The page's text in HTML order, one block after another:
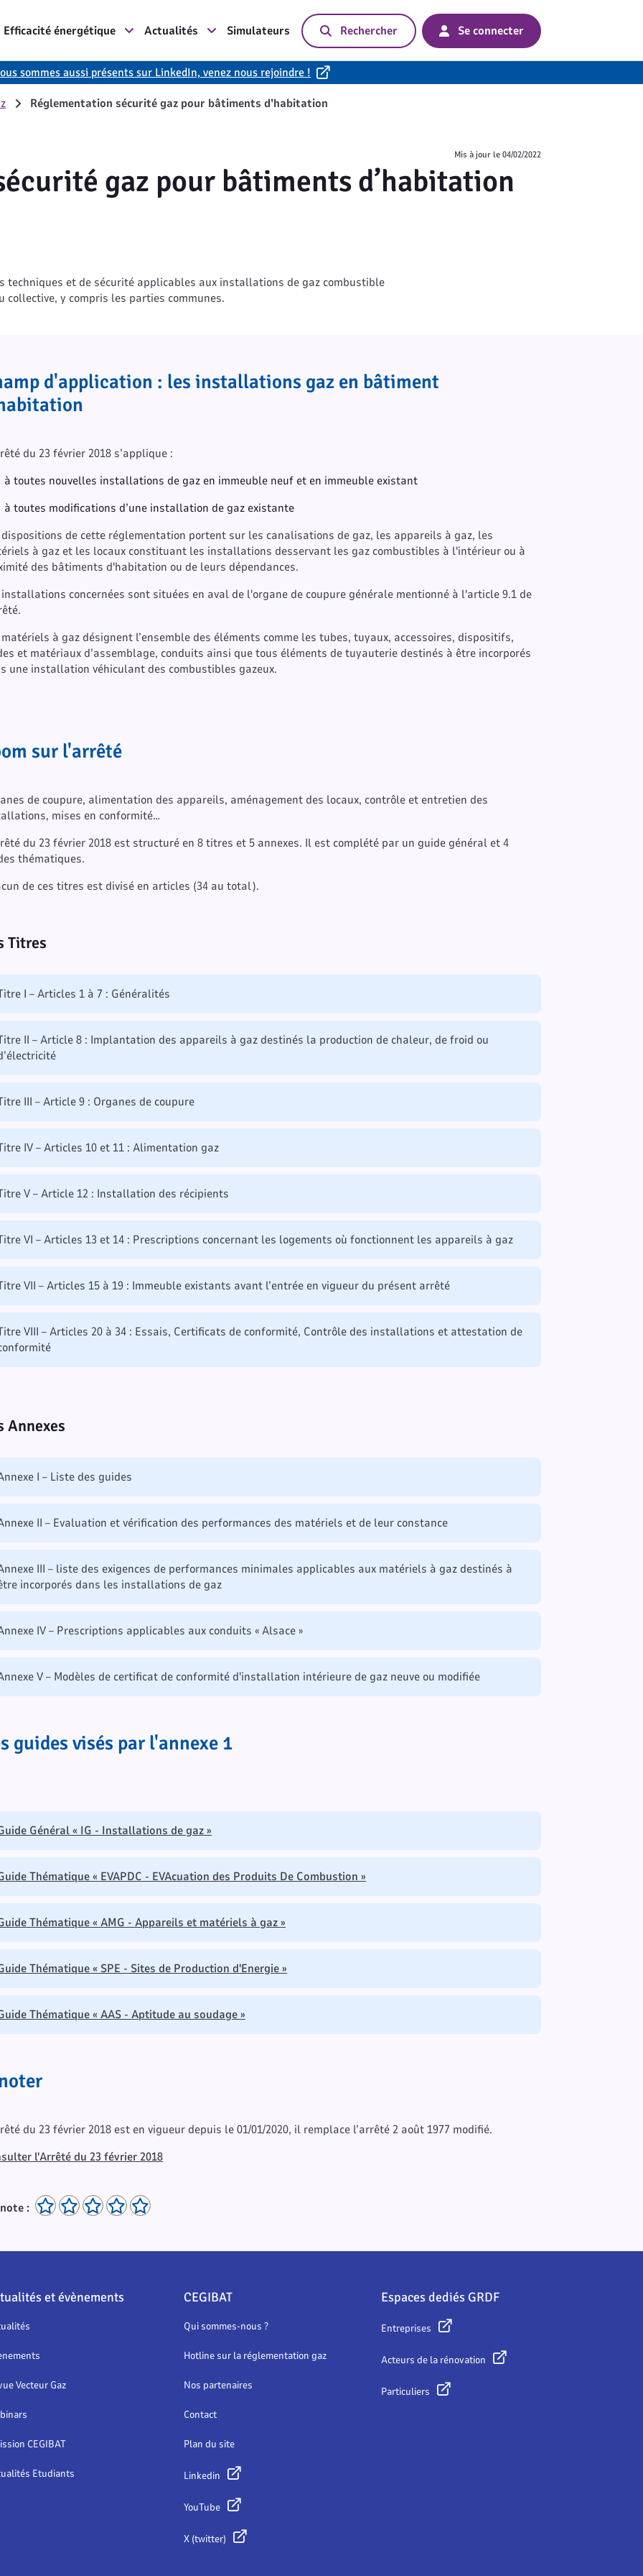
Efficacité énergétique Actualités Simulateurs Rechercher Se connecter
sommes aussi présents sur LinkedIn, venez nous rejoindre !
Réglementation sécurité gaz pour bâtiments d’habitation
gaz pour bâtiments d’habitation
Mis à jour le04/02/2022
techniques et de sécurité applicables aux installations de gaz combustible
y compris les parties communes.
d'application : les installations gaz en bâtiment
du 23 février 2018 s’applique :
à toutes nouvelles installations de gaz en immeuble neuf et en immeuble existant
à toutes modifications d’une installation de gaz existante
dispositions de cette réglementation portent sur les canalisations de gaz, les appareils à gaz, les
à gaz et les locaux constituant les installations desservant les gaz combustibles à l'intérieur ou à
des bâtiments d'habitation ou de leurs dépendances.
concernées sont situées en aval de l'organe de coupure générale mentionné à l'article 9.1 de
à gaz désignent l’ensemble des éléments comme les tubes, tuyaux, accessoires, dispositifs,
et matériaux d’assemblage, conduits ainsi que tous éléments de tuyauterie destinés à être incorporés
une installation véhiculant des combustibles gazeux.
sur l'arrêté
de coupure, alimentation des appareils, aménagement des locaux, contrôle et entretien des
mises en conformité…
du 23 février 2018 est structuré en 8 titres et 5 annexes. Il est complété par un guide général et 4
thématiques.
de ces titres est divisé en articles (34 au total).
Titres
I – Articles 1 à 7 : Généralités
II – Article 8 : Implantation des appareils à gaz destinés la production de chaleur, de froid ou
III – Article 9 : Organes de coupure
IV – Articles 10 et 11 : Alimentation gaz
V – Article 12 : Installation des récipients
VI – Articles 13 et 14 : Prescriptions concernant les logements où fonctionnent les appareils à gaz
VII – Articles 15 à 19 : Immeuble existants avant l’entrée en vigueur du présent arrêté
VIII – Articles 20 à 34 : Essais, Certificats de conformité, Contrôle des installations et attestation de
Annexes
I – Liste des guides
II – Evaluation et vérification des performances des matériels et de leur constance
III – liste des exigences de performances minimales applicables aux matériels à gaz destinés à
incorporés dans les installations de gaz
IV – Prescriptions applicables aux conduits « Alsace »
V – Modèles de certificat de conformité d'installation intérieure de gaz neuve ou modifiée
guides visés par l'annexe 1
Général « IG - Installations de gaz »
Thématique « EVAPDC - EVAcuation des Produits De Combustion »
Thématique « AMG - Appareils et matériels à gaz »
Thématique « SPE - Sites de Production d'Energie »
Thématique « AAS - Aptitude au soudage »
du 23 février 2018 est en vigueur depuis le 01/01/2020, il remplace l’arrêté 2 août 1977 modifié.
l'Arrêté du 23 février 2018
:
et évènements
Vecteur Gaz
CEGIBAT
Etudiants
CEGIBAT
Qui sommes-nous ?
Hotline sur la réglementation gaz
Nos partenaires
Contact
Plan du site
Linkedin
YouTube
X (twitter)
Espaces dediés GRDF
Entreprises
Acteurs de la rénovation
Particuliers